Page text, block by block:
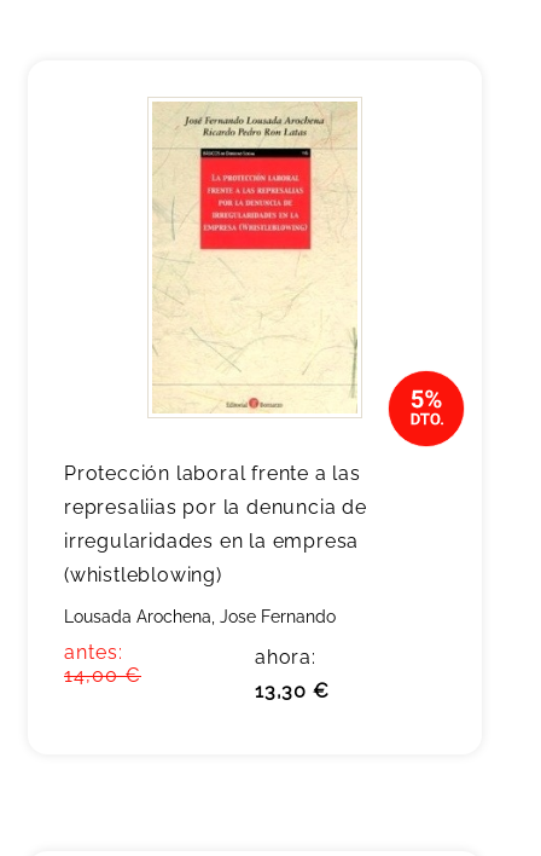
Protección laboral frente a las
represaliias por la denuncia de
irregularidades en la empresa
(whistleblowing)
Lousada Arochena, Jose Fernando
antes:
14,00 €
ahora:
13,30 €